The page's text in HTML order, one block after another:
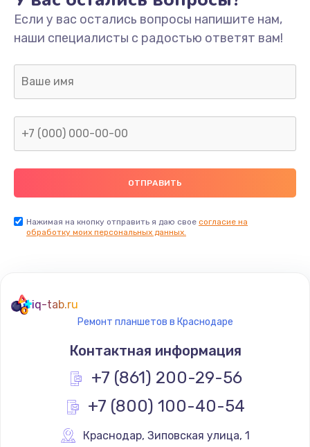
Если у вас остались вопросы напишите нам,
наши специалисты с радостью ответят вам!
Нажимая на кнопку отправить я даю свое согласие на
обработку моих персональных данных.
iq-tab.ru
Ремонт планшетов в Краснодаре
Контактная информация
+7 (861) 200-29-56
+7 (800) 100-40-54
Краснодар, Зиповская улица, 1